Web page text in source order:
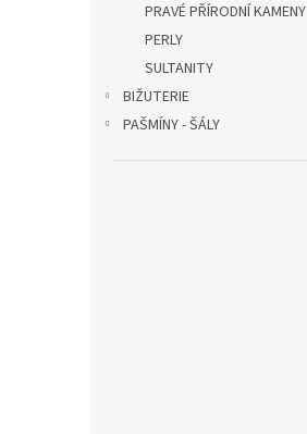
PRAVÉ PŘÍRODNÍ KAMENY
PERLY
SULTANITY
BIŽUTERIE
PAŠMÍNY - ŠÁLY